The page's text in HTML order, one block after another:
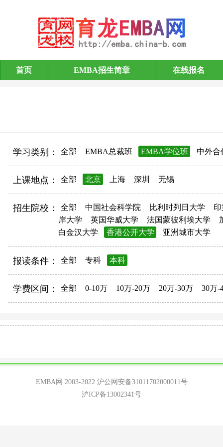
EMBA招生简章
首页 EMBA招生简章 在线报名
学习类别： 全部 EMBA总裁班 EMBA学位班 中外合
上课地点： 全部 北京 上海 深圳 无锡
招生院校： 全部 中国社会科学院 比利时列日大学
岸大学
英国华威大学 法国蒙彼利埃大学
白金汉大学
香港公开大学 亚洲城市大学
报读条件： 全部 专科 本科
学费区间： 全部 0-10万 10万-20万 20万-30万 30万-
EMBA网 2003-2022 沪公网安备31011702000011号
沪ICP备13002341号